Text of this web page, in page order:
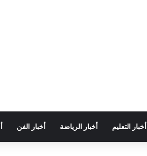
أخبار التعليم أخبار الرياضة أخبار الفن